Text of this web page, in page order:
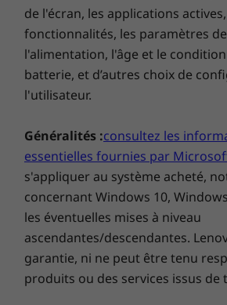
l’innovation se rencontrent. Nos
certifiés et rigoureusement
d'agrandir facilement vos
Mettez en valeur les petits
les moins utilisés avec la
vidéoconférence moderne.
Autres informations
Logiciels préinstallés
ThinkSmart Manager
Garantie
1 an de garantie de base
1 an Lenovo Premier Support
1 an de services professionnels
Collaboration - Déploiement
1 an de services professionnels
Collaboration – Maintenance
de l'écran, les applications
fonctionnalités, les paramètres
l'alimentation, l'âge et le
batterie, et d’autres choix de
l'utilisateur.
Généralités :consultez les
essentielles fournies par
s'appliquer au système acheté,
concernant Windows 10,
les éventuelles mises à niveau
ascendantes/descendantes.
garantie, ni ne peut être tenu
produits ou des services issus de